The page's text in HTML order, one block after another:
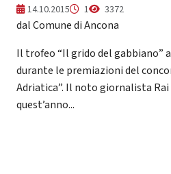
14.10.2015 1 3372
dal Comune di Ancona
Il trofeo “Il grido del gabbiano”
durante le premiazioni del
Adriatica”. Il noto giornalista
quest’anno...